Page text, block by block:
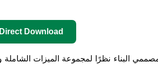
Direct Download